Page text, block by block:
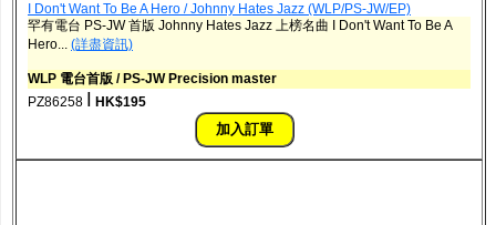
I Don't Want To Be A Hero / Johnny Hates Jazz ‎(WLP/PS-JW/EP)
罕有電台 PS-JW 首版 Johnny Hates Jazz 上榜名曲 I Don't Want To Be A
Hero... (詳盡資訊)
WLP 電台首版 / PS-JW Precision master
PZ86258
HK$195